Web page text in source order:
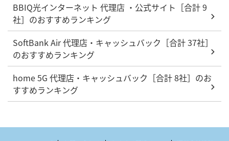
BBIQ光インターネット 代理店 ・公式サイト［合計 9
社］のおすすめランキング
SoftBank Air 代理店・キャッシュバック［合計 37社］
のおすすめランキング
home 5G 代理店・キャッシュバック［合計 8社］のお
すすめランキング